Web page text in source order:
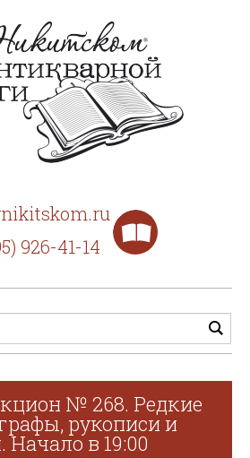
926-41-14
№ 268. Редкие
рукописи и
в 19:00